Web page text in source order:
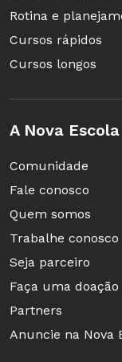
Rotina e
Cursos rápidos
Cursos longos
A Nova Escola
Comunidade
Fale conosco
Quem somos
Trabalhe conosco
Seja parceiro
Faça uma doação
Partners
Anuncie na Nova